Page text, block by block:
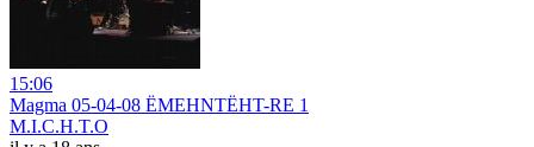
15:06
Magma 05-04-08 ËMEHNTËHT-RE 1
M.I.C.H.T.O